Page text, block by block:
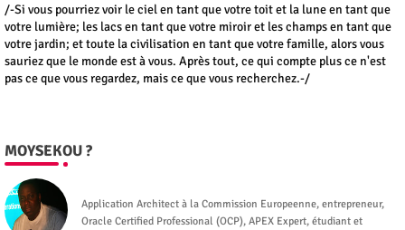
/-Si vous pourriez voir le ciel en tant que votre toit et la lune en tant que
votre lumière; les lacs en tant que votre miroir et les champs en tant que
votre jardin; et toute la civilisation en tant que votre famille, alors vous
sauriez que le monde est à vous. Après tout, ce qui compte plus ce n'est
pas ce que vous regardez, mais ce que vous recherchez.-/
MOYSEKOU ?
Application Architect à la Commission Europeenne, entrepreneur,
Oracle Certified Professional (OCP), APEX Expert, étudiant et